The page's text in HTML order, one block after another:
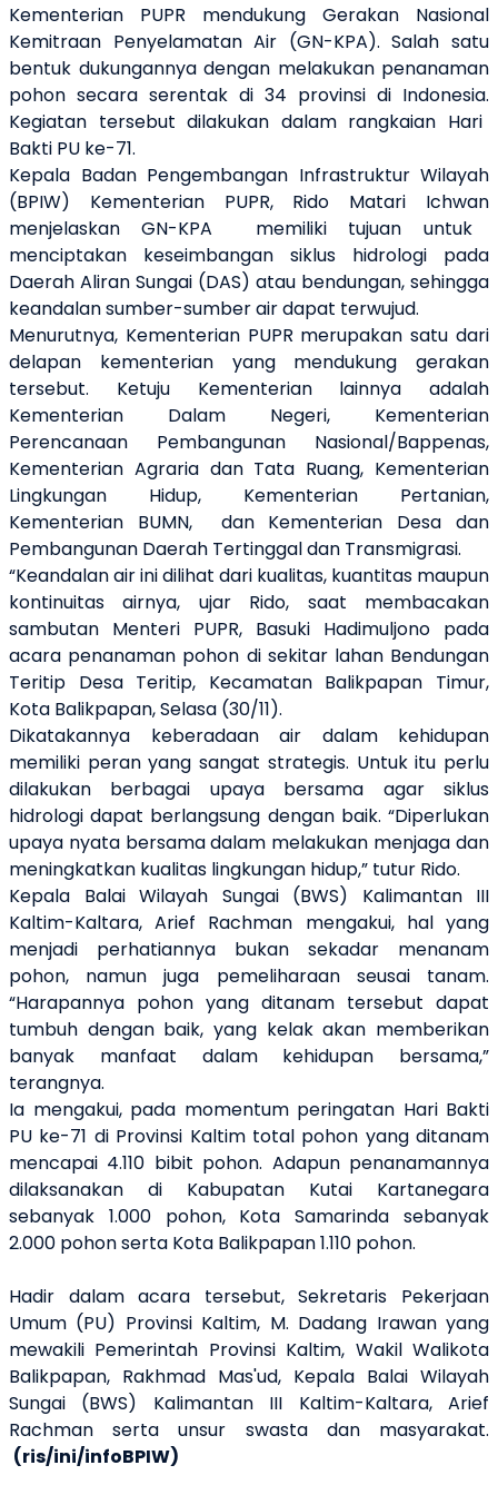
Kementerian PUPR mendukung Gerakan Nasional
Kemitraan Penyelamatan Air (GN-KPA). Salah satu
bentuk dukungannya dengan melakukan penanaman
pohon secara serentak di 34 provinsi di Indonesia.
Kegiatan tersebut dilakukan dalam rangkaian Hari
Bakti PU ke-71.
Kepala Badan Pengembangan Infrastruktur Wilayah
(BPIW) Kementerian PUPR, Rido Matari Ichwan
menjelaskanGN-KPA memiliki tujuan untuk
menciptakan keseimbangan siklus hidrologi pada
Daerah Aliran Sungai (DAS) atau bendungan, sehingga
keandalan sumber-sumber air dapat terwujud.
Menurutnya, Kementerian PUPR merupakan satu dari
delapan kementerianyang mendukung gerakan
tersebut. Ketuju Kementerian lainnya adalah
Kementerian Dalam Negeri, Kementerian
Perencanaan Pembangunan Nasional/Bappenas,
Kementerian Agraria dan Tata Ruang, Kementerian
Lingkungan Hidup, Kementerian Pertanian,
Kementerian BUMN,
dan Kementerian Desa dan
Pembangunan Daerah Tertinggal dan Transmigrasi.
“Keandalan air ini dilihat dari kualitas, kuantitas maupun
kontinuitas airnya, ujar Rido, saat membacakan
sambutan Menteri PUPR, Basuki Hadimuljono pada
acara penanaman pohon di sekitar lahan Bendungan
Teritip Desa Teritip, Kecamatan Balikpapan Timur,
Kota Balikpapan, Selasa (30/11).
Dikatakannya keberadaan air dalam kehidupan
memiliki peran yang sangat strategis. Untuk itu perlu
dilakukan berbagai upaya bersama agar siklus
hidrologi dapat berlangsung dengan baik. “Diperlukan
upaya nyata bersama dalam melakukan menjaga dan
meningkatkan kualitas lingkungan hidup,” tutur Rido.
Kepala Balai Wilayah Sungai (BWS) Kalimantan III
Kaltim-Kaltara, Arief Rachman mengakui, hal yang
menjadi perhatiannya bukan sekadar menanam
pohon, namun juga pemeliharaan seusai tanam.
“Harapannya pohon yang ditanam tersebut dapat
tumbuh dengan baik, yang kelak akan memberikan
banyak manfaat dalam kehidupan bersama,”
terangnya.
Ia mengakui, pada momentum peringatan Hari Bakti
PU ke-71 di Provinsi Kaltim total pohon yang ditanam
mencapai 4.110 bibit pohon. Adapun penanamannya
dilaksanakan di Kabupatan Kutai Kartanegara
sebanyak 1.000 pohon, Kota Samarinda sebanyak
2.000 pohon serta Kota Balikpapan 1.110 pohon.
Hadir dalam acara tersebut, Sekretaris Pekerjaan
Umum (PU) Provinsi Kaltim, M. Dadang Irawan yang
mewakili Pemerintah Provinsi Kaltim, Wakil Walikota
Balikpapan, Rakhmad Mas'ud, Kepala Balai Wilayah
Sungai (BWS) Kalimantan III Kaltim-Kaltara, Arief
Rachman serta unsur swasta dan masyarakat.
(ris/ini/infoBPIW)